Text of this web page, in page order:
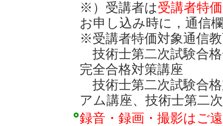
※）受講者は受講者特価
お申し込み時に，通信
※受講者特価対象通信
技術士第二次試験合
完全合格対策講座
技術士第二次試験合
アム講座、 技術士第二
録音・録画・撮影はご